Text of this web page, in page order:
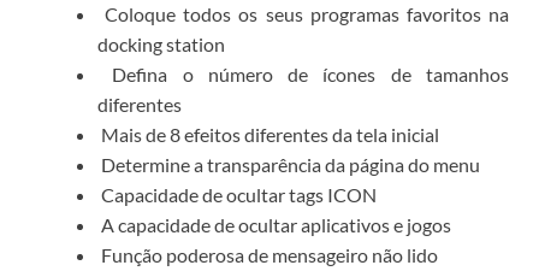
Coloque todos os seus programas favoritos na
docking station
Defina o número de ícones de tamanhos
diferentes
Mais de 8 efeitos diferentes da tela inicial
Determine a transparência da página do menu
Capacidade de ocultar tags ICON
A capacidade de ocultar aplicativos e jogos
Função poderosa de mensageiro não lido